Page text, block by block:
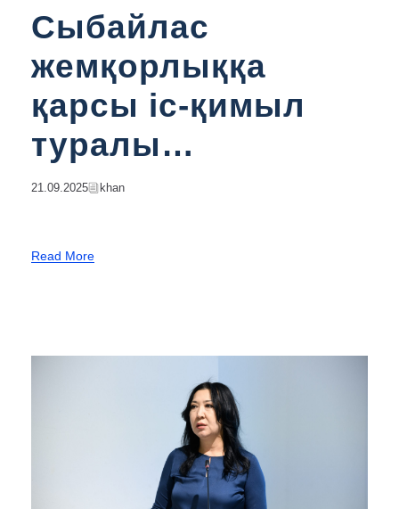
Сыбайлас
жемқорлыққа
қарсы іс-қимыл
туралы
заңнамаларды
21.09.2025 Khan
Read More